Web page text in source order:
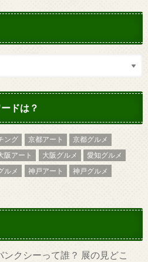
ドは？
ング 京都アート
京都グルメ
阪アート 大阪グルメ
愛知グルメ
ルメ 神戸アート
神戸グルメ
ンクシーって誰？ 展の見どこ